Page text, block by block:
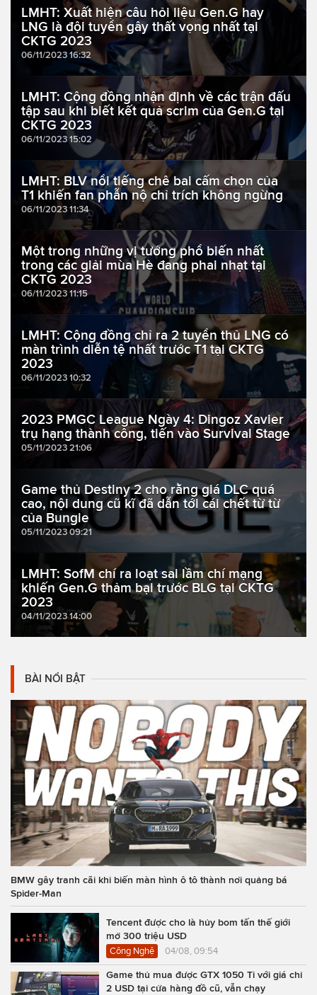
LMHT: Xuất hiện câu hỏi liệu Gen.G hay
LNG là đội tuyển gây thất vọng nhất tại
CKTG 2023
06/11/2023 16:32
LMHT: Cộng đồng nhận định về các trận đấu
tập sau khi biết kết quả scrim của Gen.G tại
CKTG 2023
06/11/2023 15:02
LMHT: BLV nổi tiếng chê bai cấm chọn của
T1 khiến fan phẫn nộ chỉ trích không ngừng
06/11/2023 11:34
Một trong những vị tướng phổ biến nhất
trong các giải mùa Hè đang phai nhạt tại
CKTG 2023
06/11/2023 11:15
LMHT: Cộng đồng chỉ ra 2 tuyển thủ LNG có
màn trình diễn tệ nhất trước T1 tại CKTG
2023
06/11/2023 10:32
2023 PMGC League Ngày 4: Dingoz Xavier
trụ hạng thành công, tiến vào Survival Stage
05/11/2023 21:06
Game thủ Destiny 2 cho rằng giá DLC quá
cao, nội dung cũ kĩ đã dẫn tới cái chết từ từ
của Bungie
05/11/2023 09:21
LMHT: SofM chí ra loạt sai lầm chí mạng
khiến Gen.G thảm bại trước BLG tại CKTG
2023
04/11/2023 14:00
BÀI NỔI BẬT
BMW gây tranh cãi khi biến màn hình ô tô thành nơi quảng bá
Spider-Man
Tencent được cho là hủy bom tấn thế giới
mở 300 triệu USD
Công Nghệ 04/08, 09:54
Game thủ mua được GTX 1050 Ti với giá chỉ
2 USD tại cửa hàng đồ cũ, vẫn chạy